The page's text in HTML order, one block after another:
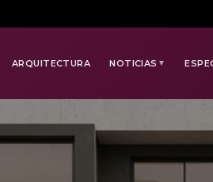
ARQUITECTURA NOTICIAS ▼